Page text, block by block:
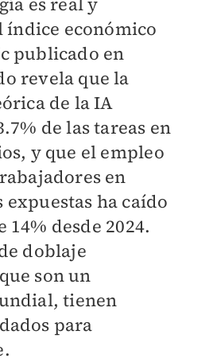
índice económico
publicado en
revela que la
de la IA
de las tareas en
y que el empleo
en
expuestas ha caído
desde 2024.
doblaje
son un
tienen
para